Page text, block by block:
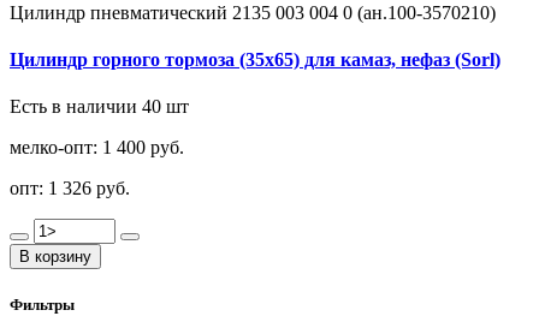
Цилиндр пневматический 2135 003 004 0 (ан.100-3570210)
Цилиндр горного тормоза (35х65) для камаз, нефаз (Sorl)
Есть в наличии 40 шт
мелко-опт: 1 400 руб.
опт: 1 326 руб.
В корзину
Фильтры